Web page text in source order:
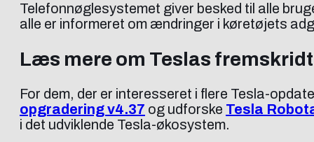
Telefonnøglesystemet giver besked til alle
alle er informeret om ændringer i køretøjets
Læs mere om Teslas fremskridt
For dem, der er interesseret i flere Tesla-
opgradering v4.37 og udforske Tesla
i det udviklende Tesla-økosystem.